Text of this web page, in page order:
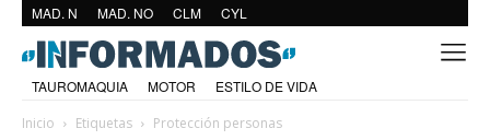
MAD. N MAD. NO CLM CYL
TAUROMAQUIA MOTOR
ESTILO DE VIDA
Inicio
Etiquetas Protección personas